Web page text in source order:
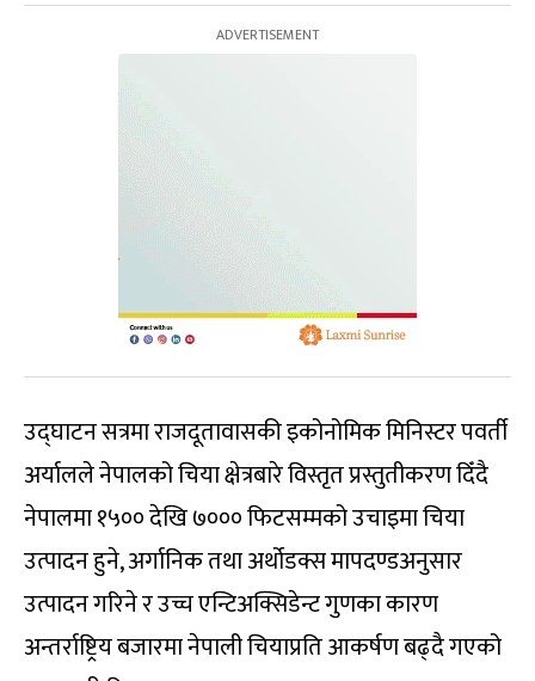
उद्घाटन सत्रमा राजदूतावासकी इकोनोमिक मिनिस्टर पवर्ती
अर्यालले नेपालको चिया क्षेत्रबारे विस्तृत प्रस्तुतीकरण दिँदै
नेपालमा १५०० देखि ७००० फिटसम्मको उचाइमा चिया
उत्पादन हुने, अर्गानिक तथा अर्थोडक्स मापदण्डअनुसार
उत्पादन गरिने र उच्च एन्टिअक्सिडेन्ट गुणका कारण
अन्तर्राष्ट्रिय बजारमा नेपाली चियाप्रति आकर्षण बढ्दै गएको